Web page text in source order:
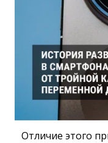
Отличие этого